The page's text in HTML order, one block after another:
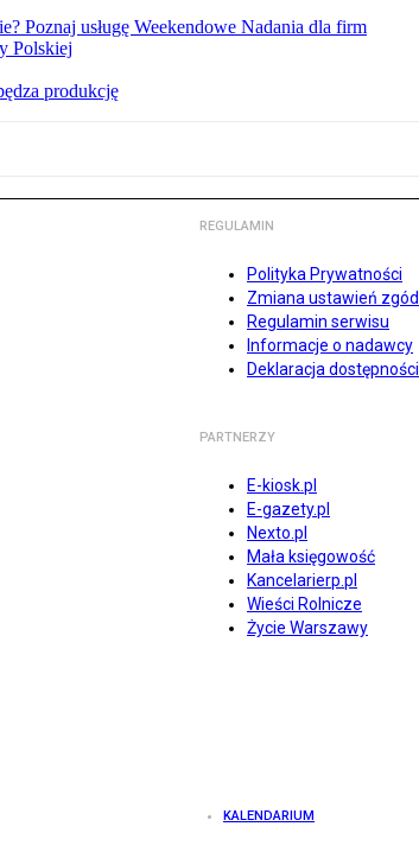
Poznaj usługę Weekendowe Nadania dla firm
Polskiej
produkcję
REGULAMIN
Polityka Prywatności
Zmiana ustawień zgód
Regulamin serwisu
Informacje o nadawcy
Deklaracja dostępności
PARTNERZY
E-kiosk.pl
E-gazety.pl
Nexto.pl
Mała księgowość
Kancelarierp.pl
Wieści Rolnicze
Życie Warszawy
KALENDARIUM